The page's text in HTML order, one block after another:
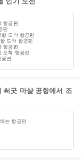
항공편
편
도착 항공편
도착 항공편
항공편
도착 항공편
공편
써굿 마샬 공항에서 조
는 항공편